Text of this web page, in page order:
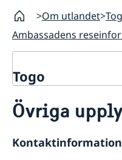
Om utlandet
Ambassadens
Togo
Hjälp till svenskar i
Pass utomlands
Övriga
Kontaktinformation